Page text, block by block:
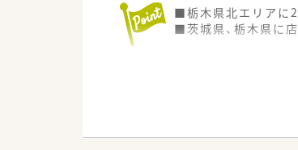
■栃木県北エリアに2
■茨城県、栃木県に